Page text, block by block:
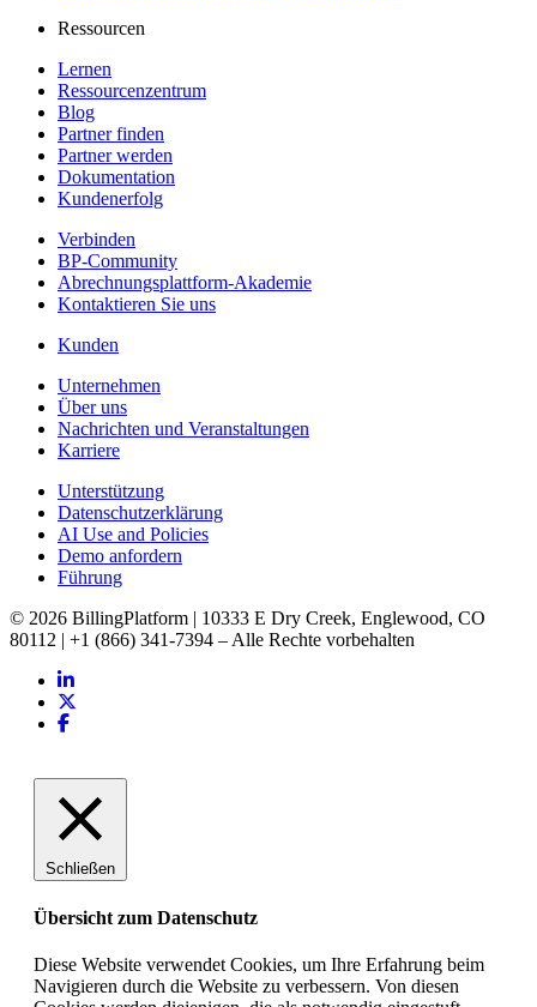
Ressourcen
Lernen
Ressourcenzentrum
Blog
Partner finden
Partner werden
Dokumentation
Kundenerfolg
Verbinden
BP-Community
Abrechnungsplattform-Akademie
Kontaktieren Sie uns
Kunden
Unternehmen
Über uns
Nachrichten und Veranstaltungen
Karriere
Unterstützung
Datenschutzerklärung
AI Use and Policies
Demo anfordern
Führung
© 2026 BillingPlatform | 10333 E Dry Creek, Englewood, CO
80112 | +1 (866) 341-7394 – Alle Rechte vorbehalten
Schließen
Übersicht zum Datenschutz
Diese Website verwendet Cookies, um Ihre Erfahrung beim
Navigieren durch die Website zu verbessern. Von diesen